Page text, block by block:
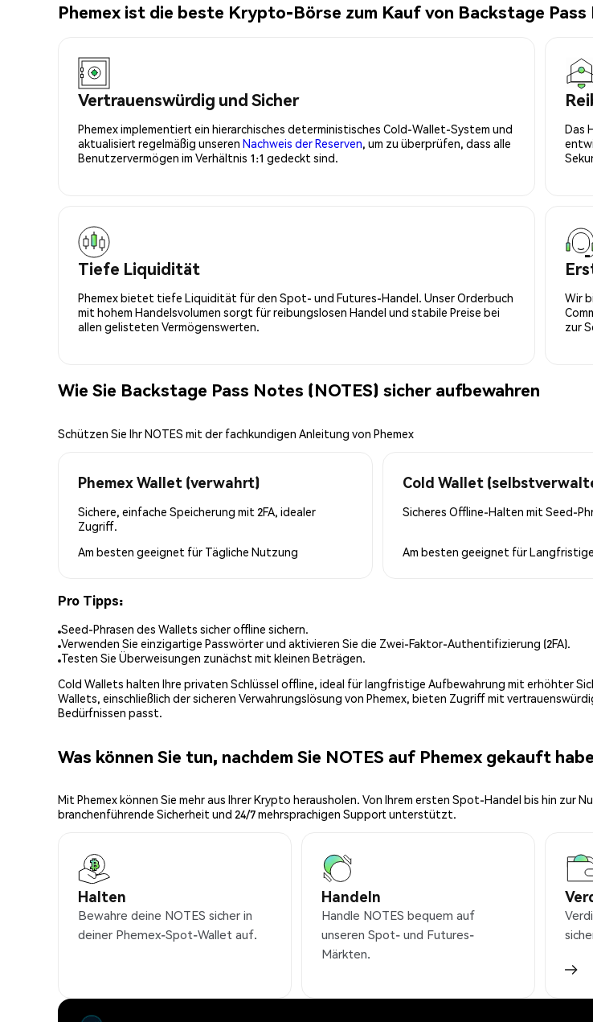
Phemex ist die beste Krypto-Börse zum Kauf von Backstage Pass
Vertrauenswürdig und Sicher
Phemex implementiert ein hierarchisches deterministisches Cold-Wallet-System und
aktualisiert regelmäßig unseren Nachweis der Reserven, um zu überprüfen, dass alle
Benutzervermögen im Verhältnis 1:1 gedeckt sind.
Das
Tiefe Liquidität
Phemex bietet tiefe Liquidität für den Spot- und Futures-Handel. Unser Orderbuch
mit hohem Handelsvolumen sorgt für reibungslosen Handel und stabile Preise bei
allen gelisteten Vermögenswerten.
Wir
zur
Wie Sie Backstage Pass Notes (NOTES) sicher aufbewahren
Schützen Sie Ihr NOTES mit der fachkundigen Anleitung von Phemex
Phemex Wallet (verwahrt)
Sichere, einfache Speicherung mit 2FA, idealer
Zugriff.
Am besten geeignet für Tägliche Nutzung
Cold Wallet
Sicheres Offline-Halten mit Seed-
Am besten geeignet für
Pro Tipps:
Seed-Phrasen des Wallets sicher offline sichern.
Verwenden Sie einzigartige Passwörter und aktivieren Sie die Zwei-Faktor-Authentifizierung (2FA).
Testen Sie Überweisungen zunächst mit kleinen Beträgen.
Cold Wallets halten Ihre privaten Schlüssel offline, ideal für langfristige Aufbewahrung mit erhöhter
Wallets, einschließlich der sicheren Verwahrungslösung von Phemex, bieten Zugriff mit
Bedürfnissen passt.
Was können Sie tun, nachdem Sie NOTES auf Phemex gekauft
Mit Phemex können Sie mehr aus Ihrer Krypto herausholen. Von Ihrem ersten Spot-Handel bis hin
branchenführende Sicherheit und 24/7 mehrsprachigen Support unterstützt.
Halten
Bewahre deine NOTES sicher in
deiner Phemex-Spot-Wallet auf.
Handeln
Handle NOTES bequem auf
unseren Spot- und Futures-
Märkten.